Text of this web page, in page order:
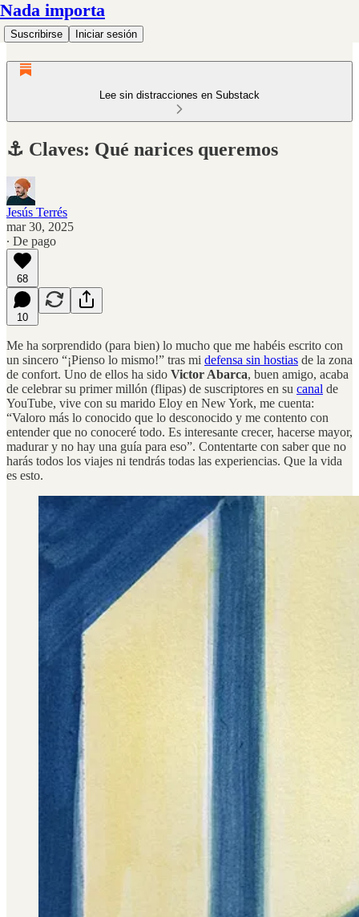
Nada importa
Suscribirse Iniciar sesión
Lee sin distracciones en Substack
⚓️ Claves: Qué narices queremos
Jesús Terrés
mar 30, 2025
∙ De pago
68
10
Me ha sorprendido (para bien) lo mucho que me habéis escrito con
un sincero “¡Pienso lo mismo!” tras mi defensa sin hostias de la zona
de confort. Uno de ellos ha sido Victor Abarca, buen amigo, acaba
de celebrar su primer millón (flipas) de suscriptores en su canal de
YouTube, vive con su marido Eloy en New York, me cuenta:
“Valoro más lo conocido que lo desconocido y me contento con
entender que no conoceré todo. Es interesante crecer, hacerse mayor,
madurar y no hay una guía para eso”. Contentarte con saber que no
harás todos los viajes ni tendrás todas las experiencias. Que la vida
es esto.